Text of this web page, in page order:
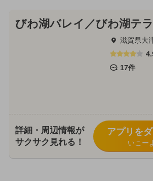
びわ湖バレイ／びわ湖テ
滋賀県大
17件
詳細・周辺情報が
サクサク見れる！
アプリを
いこー